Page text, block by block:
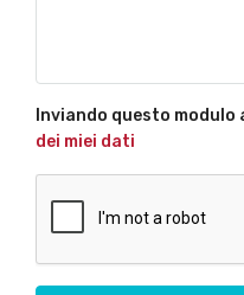
Inviando questo modulo
dei miei dati